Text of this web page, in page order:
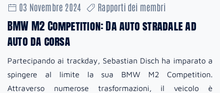
03 Novembre 2024 Rapporti dei membri
BMW M2 Competition: Da auto stradale ad
auto da corsa
Partecipando ai trackday, Sebastian Disch ha imparato a
spingere al limite la sua BMW M2 Competition.
Attraverso numerose trasformazioni, il veicolo è